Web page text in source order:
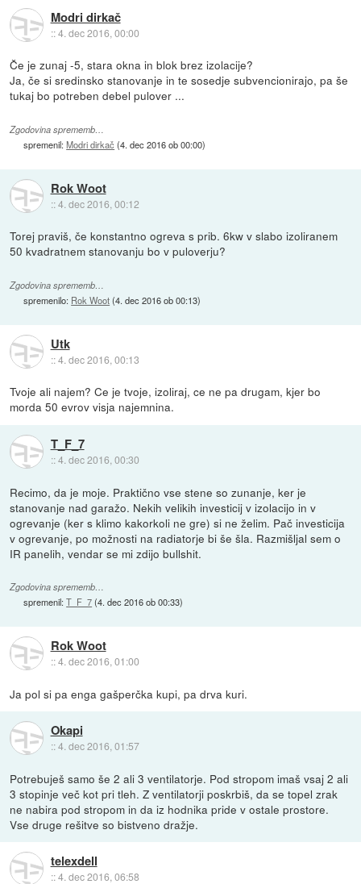
Modri dirkač
::4. dec 2016, 00:00
Če je zunaj -5, stara okna in blok brez izolacije?
Ja, če si sredinsko stanovanje in te sosedje subvencionirajo, pa še
tukaj bo potreben debel pulover ...
Zgodovina sprememb…
spremenil:Modri dirkač (4. dec 2016 ob 00:00)
Rok Woot
::4. dec 2016, 00:12
Torej praviš, če konstantno ogreva s prib. 6kw v slabo izoliranem
50 kvadratnem stanovanju bo v puloverju?
Zgodovina sprememb…
spremenilo: Rok Woot(4. dec 2016 ob 00:13)
Utk
::4. dec 2016, 00:13
Tvoje ali najem? Ce je tvoje, izoliraj, ce ne pa drugam, kjer bo
morda 50 evrov visja najemnina.
T_F_7
::4. dec 2016, 00:30
Recimo, da je moje. Praktično vse stene so zunanje, ker je
stanovanje nad garažo. Nekih velikih investicij v izolacijo in v
ogrevanje (ker s klimo kakorkoli ne gre) si ne želim. Pač investicija
v ogrevanje, po možnosti na radiatorje bi še šla. Razmišljal sem o
IR panelih, vendar se mi zdijo bullshit.
Zgodovina sprememb…
spremenil:T_F_7(4. dec 2016 ob 00:33)
Rok Woot
::4. dec 2016, 01:00
Ja pol si pa enga gašperčka kupi, pa drva kuri.
Okapi
::4. dec 2016, 01:57
Potrebuješ samo še 2 ali 3 ventilatorje. Pod stropom imaš vsaj 2 ali
3 stopinje več kot pri tleh. Z ventilatorji poskrbiš, da se topel zrak
ne nabira pod stropom in da iz hodnika pride v ostale prostore.
Vse druge rešitve so bistveno dražje.
telexdell
::4. dec 2016, 06:58